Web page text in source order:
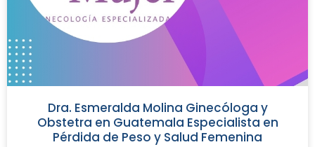
Dra. Esmeralda Molina Ginecóloga y
Obstetra en Guatemala Especialista en
Pérdida de Peso y Salud Femenina